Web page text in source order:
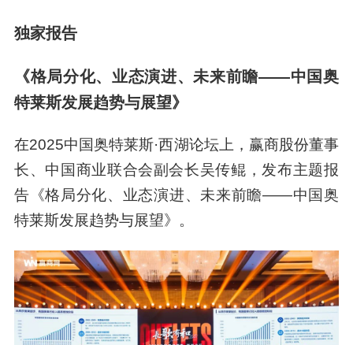
独家报告
《格局分化、业态演进、未来前瞻——中国奥
特莱斯发展趋势与展望》
在2025中国奥特莱斯·西湖论坛上，赢商股份董事
长、中国商业联合会副会长吴传鲲，发布主题报
告《格局分化、业态演进、未来前瞻——中国奥
特莱斯发展趋势与展望》。